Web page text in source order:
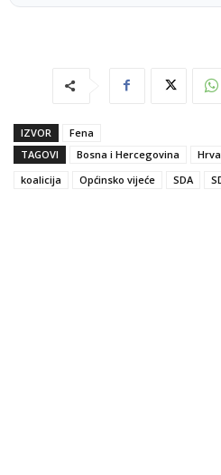
IZVOR
Fena
TAGOVI
Bosna i Hercegovina
koalicija
Općinsko vijeće SDA